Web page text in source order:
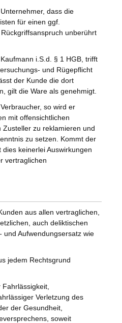
dass die
für einen ggf.
unberührt
i.S.d. § 1 HGB, trifft
und Rügepflicht
der Kunde die dort
gilt die Ware als genehmigt.
so wird er
mit offensichtlichen
zu reklamieren und
zu setzen. Kommt der
keinerlei Auswirkungen
vertraglichen
aus allen vertraglichen,
auch deliktischen
und Aufwendungsersatz wie
jedem Rechtsgrund
Verletzung des
der Gesundheit,
soweit